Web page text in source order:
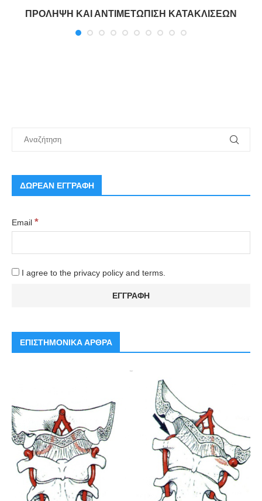
ΠΡΟΛΗΨΗ ΚΑΙ ΑΝΤΙΜΕΤΩΠΙΣΗ ΚΑΤΑΚΛΙΣΕΩΝ
ΔΩΡΕΑΝ ΕΓΓΡΑΦΗ
Email *
I agree to the privacy policy and terms.
ΕΠΙΣΤΗΜΟΝΙΚΑ ΑΡΘΡΑ